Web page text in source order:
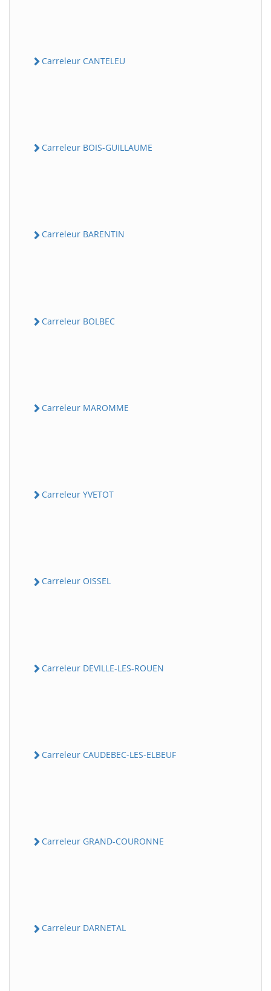
Carreleur CANTELEU
Carreleur BOIS-GUILLAUME
Carreleur BARENTIN
Carreleur BOLBEC
Carreleur MAROMME
Carreleur YVETOT
Carreleur OISSEL
Carreleur DEVILLE-LES-ROUEN
Carreleur CAUDEBEC-LES-ELBEUF
Carreleur GRAND-COURONNE
Carreleur DARNETAL